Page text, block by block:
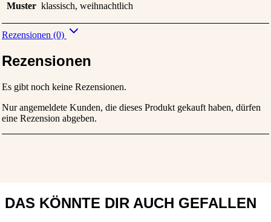
Muster klassisch, weihnachtlich
Rezensionen (0)
Rezensionen
Es gibt noch keine Rezensionen.
Nur angemeldete Kunden, die dieses Produkt gekauft haben, dürfen
eine Rezension abgeben.
DAS KÖNNTE DIR AUCH GEFALLEN